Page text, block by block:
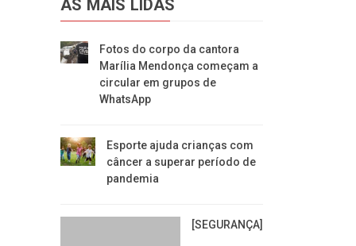
AS MAIS LIDAS
Fotos do corpo da cantora
Marília Mendonça começam a
circular em grupos de
WhatsApp
Esporte ajuda crianças com
câncer a superar período de
pandemia
[SEGURANÇA]